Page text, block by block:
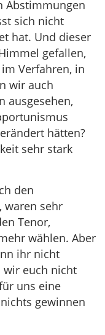
Abstimmungen
sich nicht
hat. Und dieser
gefallen,
Verfahren, in
wir auch
ausgesehen,
hätten?
sehr stark
den
waren sehr
Tenor,
wählen. Aber
ihr nicht
wir euch nicht
uns eine
gewinnen